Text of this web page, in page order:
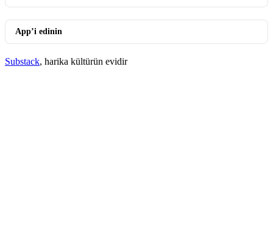
App’i edinin
Substack, harika kültürün evidir